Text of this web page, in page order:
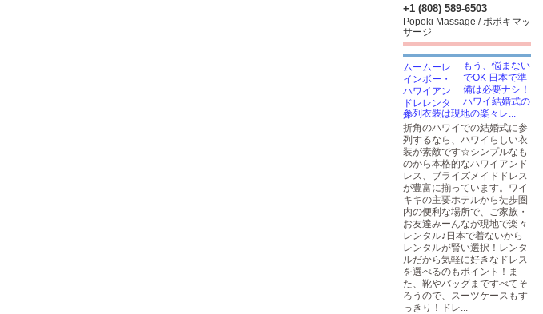
+1 (808) 589-6503
Popoki Massage / ポポキマッ
サージ
もう、悩まない
でOK 日本で準
備は必要ナシ！
ハワイ結婚式の
参列衣装は現地の楽々レ...
折角のハワイでの結婚式に参
列するなら、ハワイらしい衣
装が素敵です☆シンプルなも
のから本格的なハワイアンド
レス、ブライズメイドドレス
が豊富に揃っています。ワイ
キキの主要ホテルから徒歩圏
内の便利な場所で、ご家族・
お友達みーんなが現地で楽々
レンタル♪日本で着ないから
レンタルが賢い選択！レンタ
ルだから気軽に好きなドレス
を選べるのもポイント！ま
た、靴やバッグまですべてそ
ろうので、スーツケースもす
っきり！ドレ...